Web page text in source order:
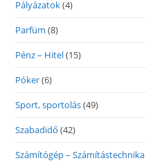
Pályázatok(4)
Parfüm (8)
Pénz – Hitel(15)
Póker(6)
Sport, sportolás(49)
Szabadidő (42)
Számítógép – Számítástechnika